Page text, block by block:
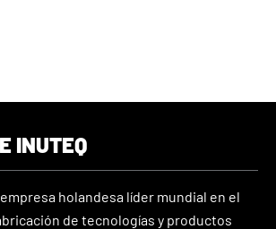
INUTEQ
empresa holandesa líder mundial en el
de tecnologías y productos